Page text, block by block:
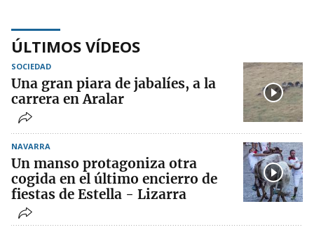
ÚLTIMOS VÍDEOS
SOCIEDAD
Una gran piara de jabalíes, a la
carrera en Aralar
NAVARRA
Un manso protagoniza otra
cogida en el último encierro de
fiestas de Estella - Lizarra